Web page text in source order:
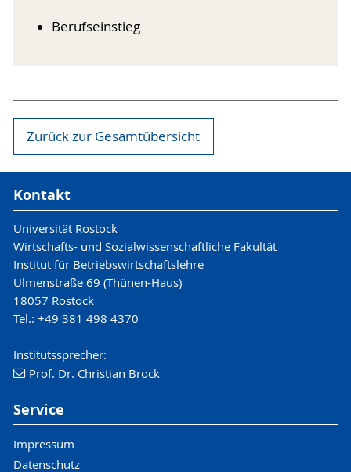
Berufseinstieg
Zurück zur Gesamtübersicht
Kontakt
Universität Rostock
Wirtschafts- und Sozialwissenschaftliche Fakultät
Institut für Betriebswirtschaftslehre
Ulmenstraße 69 (Thünen-Haus)
18057 Rostock
Tel.: +49 381 498 4370
Institutssprecher:
Prof. Dr. Christian Brock
Service
Impressum
Datenschutz